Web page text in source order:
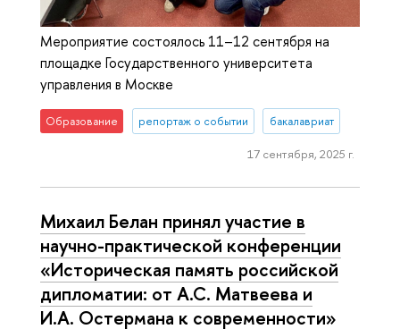
Мероприятие состоялось 11–12 сентября на
площадке Государственного университета
управления в Москве
Образование репортаж о событии бакалавриат
17 сентября, 2025 г.
Михаил Белан принял участие в
научно-практической конференции
«Историческая память российской
дипломатии: от А.С. Матвеева и
И.А. Остермана к современности»